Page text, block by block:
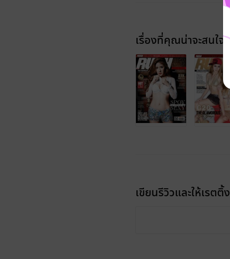
เรื่องที่คุณน่าจะสนใจ
เขียนรีวิวและให้เรตติ้ง